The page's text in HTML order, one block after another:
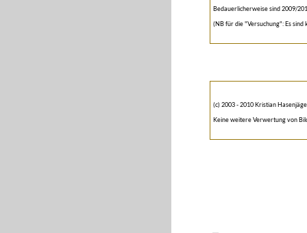
Bedauerlicherweise sind 2009/
(NB für die "Versuchung": Es
(c) 2003 - 2010 Kristian
Keine weitere Verwertung von